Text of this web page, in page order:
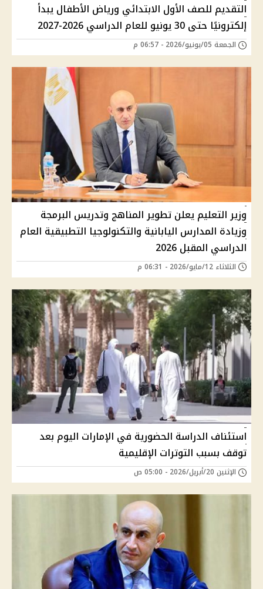
التقديم للصف الأول الابتدائي ورياض الأطفال يبدأ
إلكترونيًا حتى 30 يونيو للعام الدراسي 2026-2027
الجمعة 05/يونيو/2026 - 06:57 م
وزير التعليم يعلن تطوير المناهج وتدريس البرمجة
وزيادة المدارس اليابانية والتكنولوجيا التطبيقية العام
الدراسي المقبل 2026
الثلاثاء 12/مايو/2026 - 06:31 م
استئناف الدراسة الحضورية في الإمارات اليوم بعد
توقف بسبب التوترات الإقليمية
الإثنين 20/أبريل/2026 - 05:00 ص